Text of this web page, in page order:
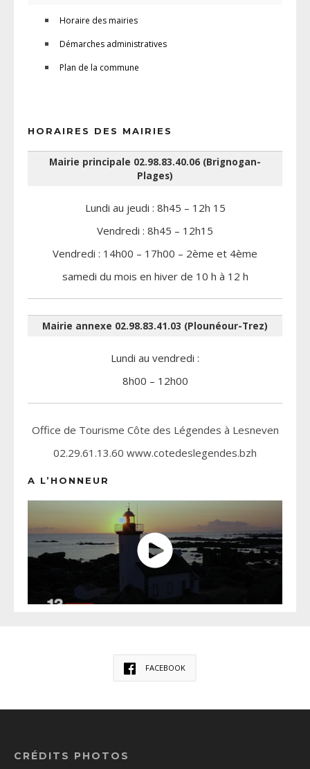
Horaire des mairies
Démarches administratives
Plan de la commune
HORAIRES DES MAIRIES
Mairie principale 02.98.83.40.06 (Brignogan-
Plages)
Lundi au jeudi : 8h45 – 12h 15
Vendredi : 8h45 – 12h15
Vendredi : 14h00 – 17h00 – 2ème et 4ème
samedi du mois en hiver de 10 h à 12 h
Mairie annexe 02.98.83.41.03 (Plounéour-Trez)
Lundi au vendredi :
8h00 – 12h00
Office de Tourisme Côte des Légendes à Lesneven
02.29.61.13.60 www.cotedeslegendes.bzh
A L’HONNEUR
FACEBOOK
CRÉDITS PHOTOS